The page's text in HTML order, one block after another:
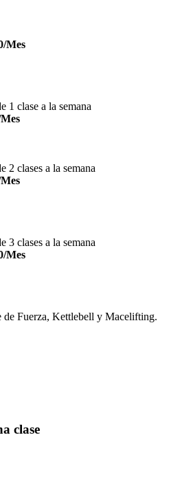
Mes
1 clase a la semana
2 clases a la semana
3 clases a la semana
Mes
de Fuerza, Kettlebell y Macelifting.
clase